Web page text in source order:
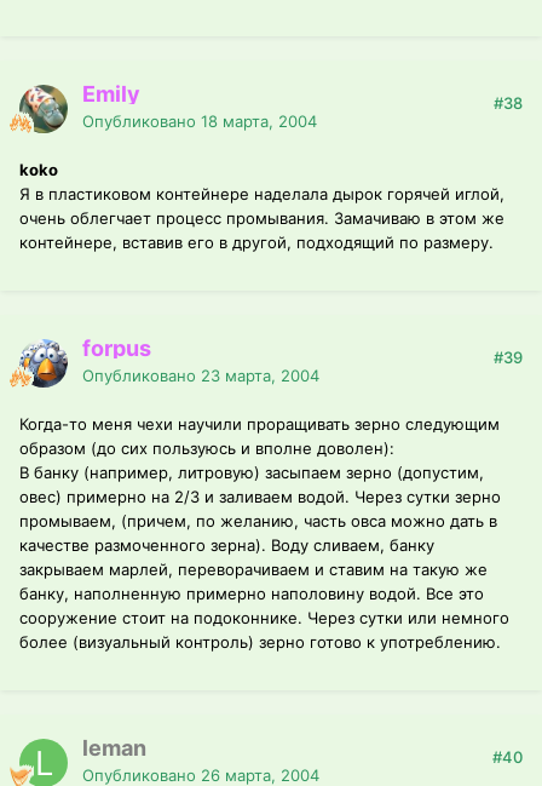
Emily
Опубликовано 18 марта, 2004
#38
koko
Я в пластиковом контейнере наделала дырок горячей иглой,
очень облегчает процесс промывания. Замачиваю в этом же
контейнере, вставив его в другой, подходящий по размеру.
forpus
Опубликовано 23 марта, 2004
#39
Когда-то меня чехи научили проращивать зерно следующим
образом (до сих пользуюсь и вполне доволен):
В банку (например, литровую) засыпаем зерно (допустим,
овес) примерно на 2/3 и заливаем водой. Через сутки зерно
промываем, (причем, по желанию, часть овса можно дать в
качестве размоченного зерна). Воду сливаем, банку
закрываем марлей, переворачиваем и ставим на такую же
банку, наполненную примерно наполовину водой. Все это
сооружение стоит на подоконнике. Через сутки или немного
более (визуальный контроль) зерно готово к употреблению.
leman
Опубликовано 26 марта, 2004
#40